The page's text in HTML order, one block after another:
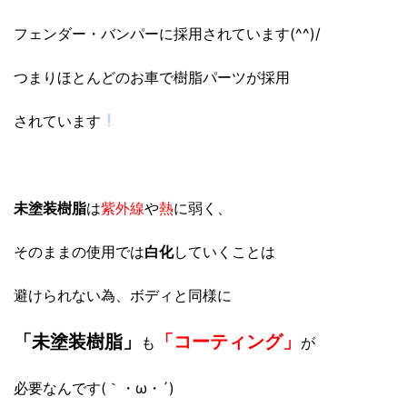
フェンダー・バンパーに採用されています(^^)/
つまりほとんどのお車で樹脂パーツが採用
されています
未塗装樹脂は紫外線や熱に弱く、
そのままの使用では白化していくことは
避けられない為、ボディと同様に
「未塗装樹脂 」 も 「コーティング」 が
必要なんです(｀・ω・´)ゞ